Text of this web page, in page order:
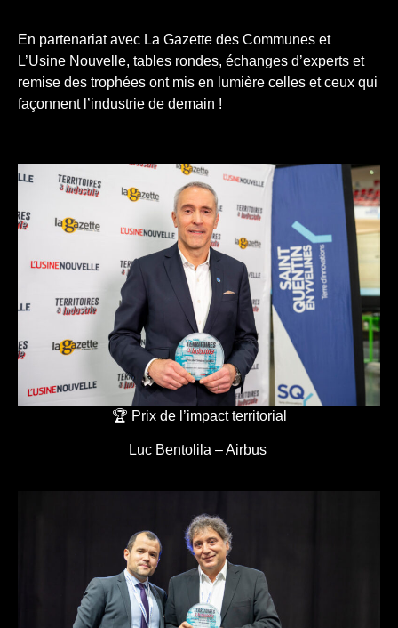
En partenariat avec La Gazette des Communes et
L’Usine Nouvelle, tables rondes, échanges d’experts et
remise des trophées ont mis en lumière celles et ceux qui
façonnent l’industrie de demain !
🏆 Prix de l’impact territorial
Luc Bentolila – Airbus